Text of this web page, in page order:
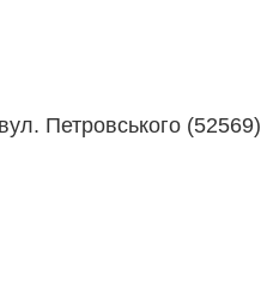
вул. Петровського (52569)